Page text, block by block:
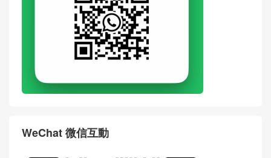
WeChat 微信互動